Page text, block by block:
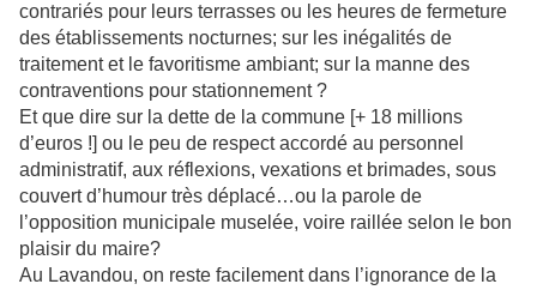
contrariés pour leurs terrasses ou les heures de fermeture
des établissements nocturnes; sur les inégalités de
traitement et le favoritisme ambiant; sur la manne des
contraventions pour stationnement ?
Et que dire sur la dette de la commune [+ 18 millions
d’euros !] ou le peu de respect accordé au personnel
administratif, aux réflexions, vexations et brimades, sous
couvert d’humour très déplacé…ou la parole de
l’opposition municipale muselée, voire raillée selon le bon
plaisir du maire?
Au Lavandou, on reste facilement dans l’ignorance de la